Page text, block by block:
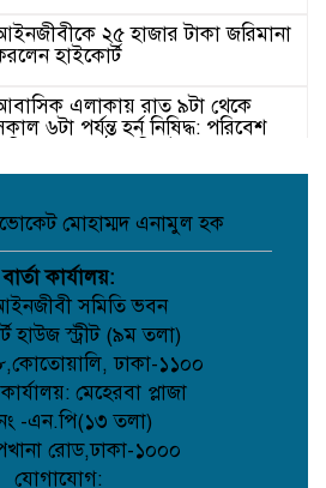
২৫ হাজার টাকা জরিমানা
হাইকোর্ট
এলাকায় রাত ৯টা থেকে
৬টা পর্যন্ত হর্ন নিষিদ্ধ: পরিবেশ
নির্বাচনে বিএনপির দুই
মনোনয়নপত্র সংগ্রহ, কারা সেই দুই নেতা
বিদেশে পাসপোর্ট হারালে কী
পর্যটক ও প্রবাসীদের জন্য
আইনি ও ব্যবহারিক নির্দেশনা
Prompt-এই লুকিয়ে শক্তি:
ব্যবহার করে দৈনন্দিন কাজ
করার ২০ কার্যকর কৌশল
নীতি ও নৈতিকতা চর্চার আলোয় চরিত্রের
মোহাম্মদ এনামুল হক
বার্তা কার্যালয়:
সমিতি ভবন
হাউজ স্ট্রীট (৯ম তলা)
ঢাকা-১১০০
মেহেরবা প্লাজা
-এন.পি(১৩ তলা)
রোড,ঢাকা-১০০০
যোগাযোগ: